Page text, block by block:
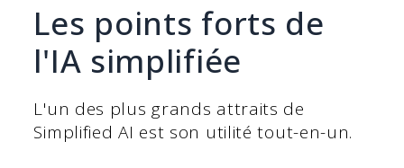
Les points forts de
l'IA simplifiée
L'un des plus grands attraits de
Simplified AI est son utilité tout-en-un.